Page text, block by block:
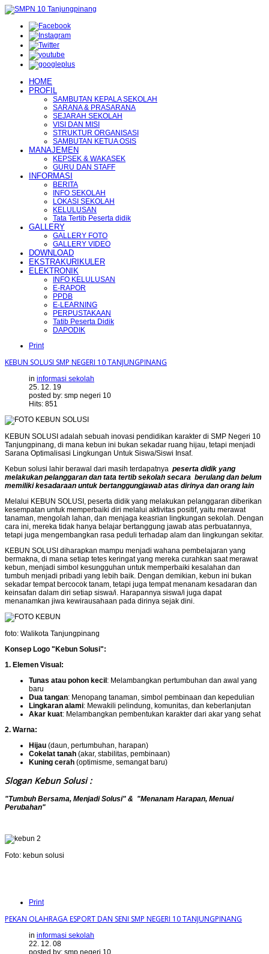
HOME
PROFIL
SAMBUTAN KEPALA SEKOLAH
SARANA & PRASARANA
SEJARAH SEKOLAH
VISI DAN MISI
STRUKTUR ORGANISASI
SAMBUTAN KETUA OSIS
MANAJEMEN
KEPSEK & WAKASEK
GURU DAN STAFF
INFORMASI
BERITA
INFO SEKOLAH
LOKASI SEKOLAH
KELULUSAN
Tata Tertib Peserta didik
GALLERY
GALLERY FOTO
GALLERY VIDEO
DOWNLOAD
EKSTRAKURIKULER
ELEKTRONIK
INFO KELULUSAN
E-RAPOR
PPDB
E-LEARNING
PERPUSTAKAAN
Tatib Peserta Didik
DAPODIK
Print
KEBUN SOLUSI SMP NEGERI 10 TANJUNGPINANG
in informasi sekolah
25. 12. 19
posted by: smp negeri 10
Hits: 851
KEBUN SOLUSI adalah sebuah inovasi pendidikan karakter di SMP Negeri 10
Tanjungpinang, di mana kebun ini bukan sekadar ruang hijau, tetapi menjadi
Sarana Optimalisasi Lingkungan Untuk Siswa/Siswi Insaf.
Kebun solusi lahir berawal dari masih terdapatnya peserta didik yang
melakukan pelanggaran dan tata tertib sekolah secara berulang dan belum
memiliki kesadaraan untuk bertanggungjawab atas dirinya dan orang lain
Melalui KEBUN SOLUSI, peserta didik yang melakukan pelanggaran diberikan
kesempatan untuk memperbaiki diri melalui aktivitas positif, yaitu merawat
tanaman, mengolah lahan, dan menjaga keasrian lingkungan sekolah. Dengan
cara ini, mereka tidak hanya belajar bertanggung jawab atas perbuatannya,
tetapi juga mengembangkan rasa peduli terhadap alam dan lingkungan sekitar.
KEBUN SOLUSI diharapkan mampu menjadi wahana pembelajaran yang
bermakna, di mana setiap tetes keringat yang mereka curahkan saat merawat
kebun, menjadi simbol kesungguhan untuk memperbaiki kesalahan dan
tumbuh menjadi pribadi yang lebih baik. Dengan demikian, kebun ini bukan
sekadar tempat bercocok tanam, tetapi juga tempat menanam kesadaran dan
keinsafan dalam diri setiap siswa/i. Harapannya siswa/i juga dapat
menanamkan jiwa kewirausahaan pada dirinya sejak dini.
foto: Walikota Tanjungpinang
Konsep Logo "Kebun Solusi":
1. Elemen Visual:
Tunas atau pohon kecil : Melambangkan pertumbuhan dan awal yang
baru
Dua tangan: Menopang tanaman, simbol pembinaan dan kepedulian
Lingkaran alami: Mewakili pelindung, komunitas, dan keberlanjutan
Akar kuat: Melambangkan pembentukan karakter dari akar yang sehat
2. Warna:
Hijau (daun, pertumbuhan, harapan)
Cokelat tanah (akar, stabilitas, pembinaan)
Kuning cerah (optimisme, semangat baru)
Slogan Kebun Solusi :
"Tumbuh Bersama, Menjadi Solusi" & "Menanam Harapan, Menuai
Perubahan"
Foto: kebun solusi
Print
PEKAN OLAHRAGA ESPORT DAN SENI SMP NEGERI 10 TANJUNGPINANG
in informasi sekolah
22. 12. 08
posted by: smp negeri 10